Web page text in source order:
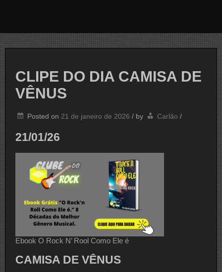
CLIPE DO DIA CAMISA DE
VÊNUS
Posted on 21 de janeiro de 2026 / by Carlão /
21/01/26
Ebook O Rock N’ Rool Como Ele é
CAMISA DE VÊNUS